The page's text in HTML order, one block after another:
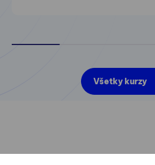
Všetky kurzy